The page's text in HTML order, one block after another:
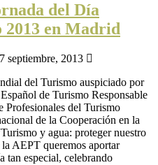
del Día
en Madrid
septiembre, 2013
del Turismo auspiciado por
de Turismo Responsable
Profesionales del Turismo
de la Cooperación en la
y agua: proteger nuestro
AEPT queremos aportar
tan especial, celebrando